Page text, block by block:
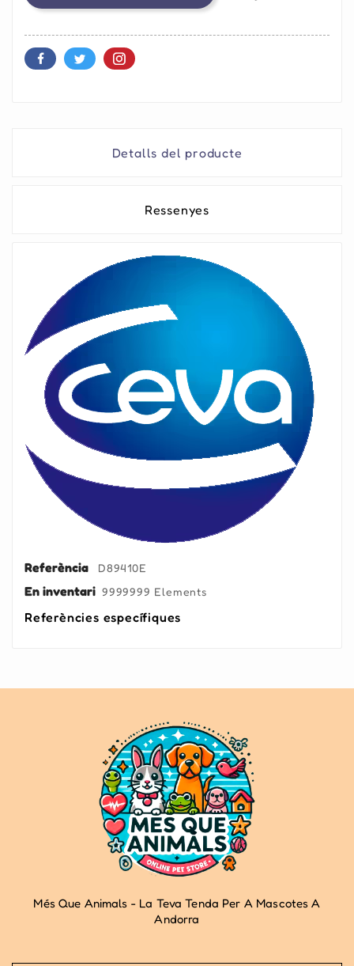
Detalls del producte
Ressenyes
Referència D89410E
En inventari 9999999 Elements
Referències específiques
Més Que Animals - La Teva Tenda Per A Mascotes A
Andorra